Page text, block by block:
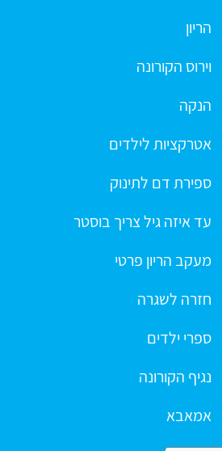
הריון
וירוס הקורונה
הנקה
אטרקציות לילדים
ספירת דם לתינוק
עד איזה גיל צריך בוסטר
מעקב הריון פרטי
חזרה לשגרה
ספרי ילדים
נגיף הקורונה
אמאבא